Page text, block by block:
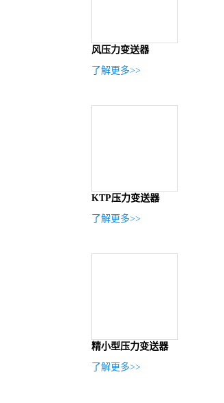
风压力变送器
了解更多>>
KTP压力变送器
了解更多>>
精小型压力变送器
了解更多>>